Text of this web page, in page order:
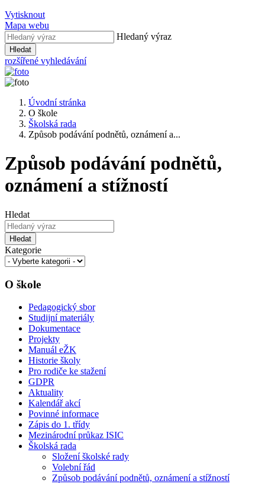
Vytisknout
Mapa webu
Hledaný výraz
Hledat
rozšířené vyhledávání
Úvodní stránka
O škole
Školská rada
Způsob podávání podnětů, oznámení a...
Způsob podávání podnětů,
oznámení a stížností
Hledat
Hledat
Kategorie
O škole
Pedagogický sbor
Studijní materiály
Dokumentace
Projekty
Manuál eŽK
Historie školy
Pro rodiče ke stažení
GDPR
Aktuality
Kalendář akcí
Povinné informace
Zápis do 1. třídy
Mezinárodní průkaz ISIC
Školská rada
Složení školské rady
Volební řád
Způsob podávání podnětů, oznámení a stížností